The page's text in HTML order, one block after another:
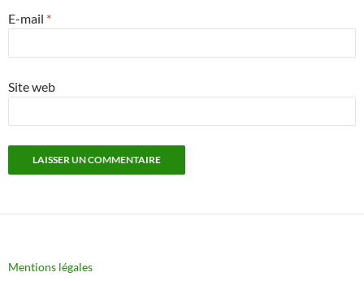
E-mail *
Site web
Mentions légales